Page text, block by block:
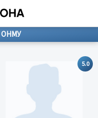
ОНМУ
5.0